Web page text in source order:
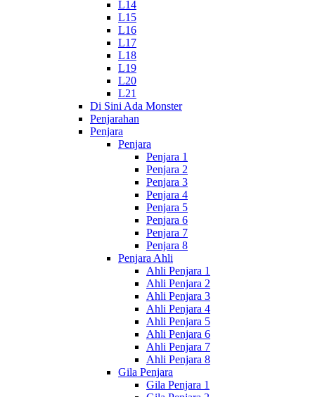
L14
L15
L16
L17
L18
L19
L20
L21
Di Sini Ada Monster
Penjarahan
Penjara
Penjara
Penjara 1
Penjara 2
Penjara 3
Penjara 4
Penjara 5
Penjara 6
Penjara 7
Penjara 8
Penjara Ahli
Ahli Penjara 1
Ahli Penjara 2
Ahli Penjara 3
Ahli Penjara 4
Ahli Penjara 5
Ahli Penjara 6
Ahli Penjara 7
Ahli Penjara 8
Gila Penjara
Gila Penjara 1